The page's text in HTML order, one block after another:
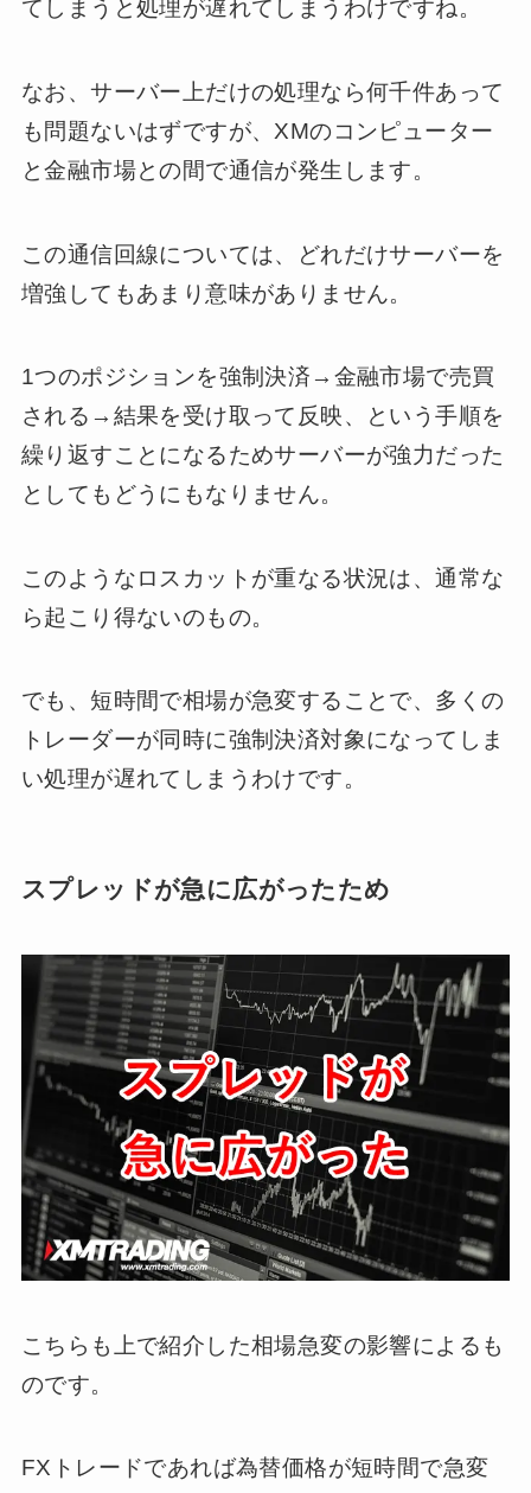
てしまうと処理が遅れてしまうわけですね。
なお、サーバー上だけの処理なら何千件あって
も問題ないはずですが、XMのコンピューター
と金融市場との間で通信が発生します。
この通信回線については、どれだけサーバーを
増強してもあまり意味がありません。
1つのポジションを強制決済→金融市場で売買
される→結果を受け取って反映、という手順を
繰り返すことになるためサーバーが強力だった
としてもどうにもなりません。
このようなロスカットが重なる状況は、通常な
ら起こり得ないのもの。
でも、短時間で相場が急変することで、多くの
トレーダーが同時に強制決済対象になってしま
い処理が遅れてしまうわけです。
スプレッドが急に広がったため
こちらも上で紹介した相場急変の影響によるも
のです。
FXトレードであれば為替価格が短時間で急変